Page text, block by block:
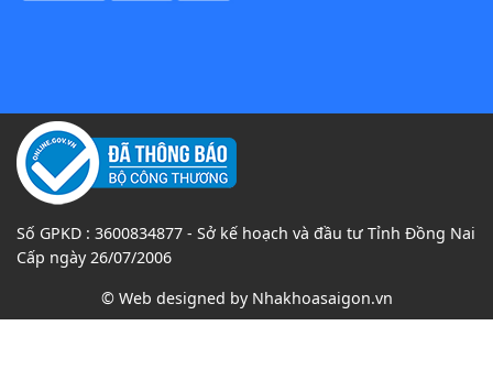
Số GPKD : 3600834877 - Sở kế hoạch và đầu tư Tỉnh Đồng Nai
Cấp ngày 26/07/2006
© Web designed by Nhakhoasaigon.vn